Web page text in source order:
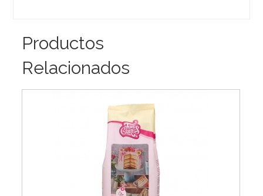
Productos
Relacionados